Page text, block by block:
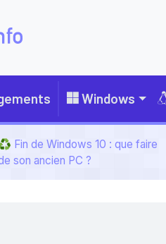
Windows
Fin de Windows 10 : que faire
son ancien PC ?